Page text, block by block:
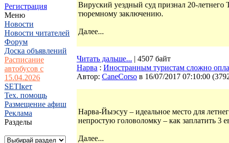
Регистрация
Меню
Новости
Новости читателей
Форум
Доска объявлений
Расписание
автобусов с
15.04.2026
SETIкет
Тех. помощь
Размещение афиш
Реклама
Разделы
Вируский уездный суд признал 20-
тюремному заключению.
Далее...
Читать дальше... | 4507 байт
Нарва : Иностранным туристам сложно
Автор: CaneCorso в 16/07/2017 07:10:00 (
Нарва-Йыэсуу – идеальное место для
непростую головоломку – как заплатить 3
Далее...